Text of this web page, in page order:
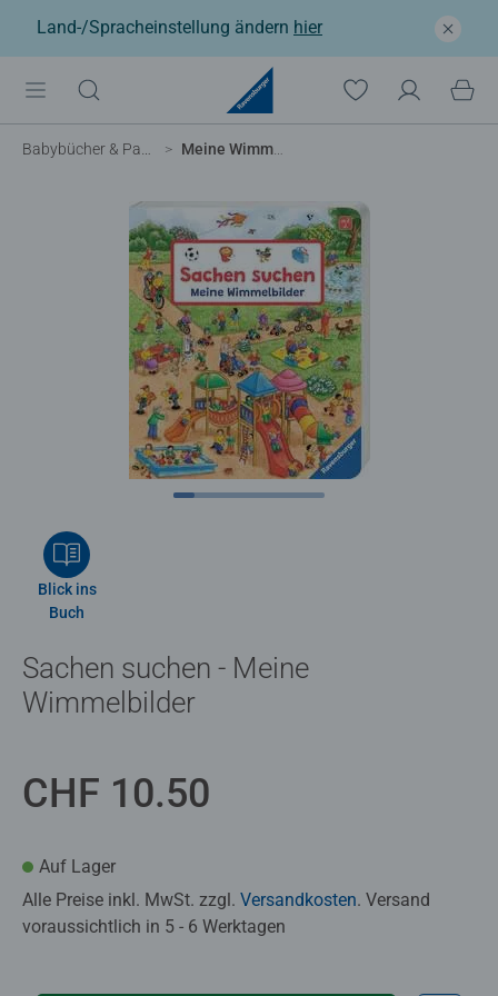
Land-/Spracheinstellung ändern hier
Babybücher & Pappbilderbücher Meine Wimmelbilder
Blick ins
Buch
Sachen suchen - Meine
Wimmelbilder
CHF 10.50
Auf Lager
Alle Preise inkl. MwSt. zzgl. Versandkosten. Versand
voraussichtlich in 5 - 6 Werktagen